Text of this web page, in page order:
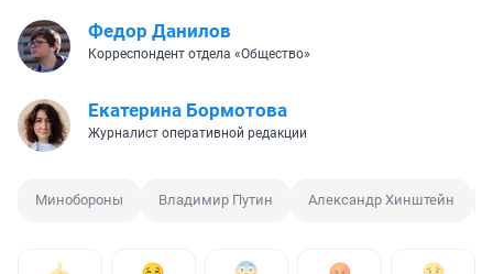
Федор Данилов
Корреспондент отдела «Общество»
Екатерина Бормотова
Журналист оперативной редакции
Минобороны Владимир Путин Александр Хинштейн